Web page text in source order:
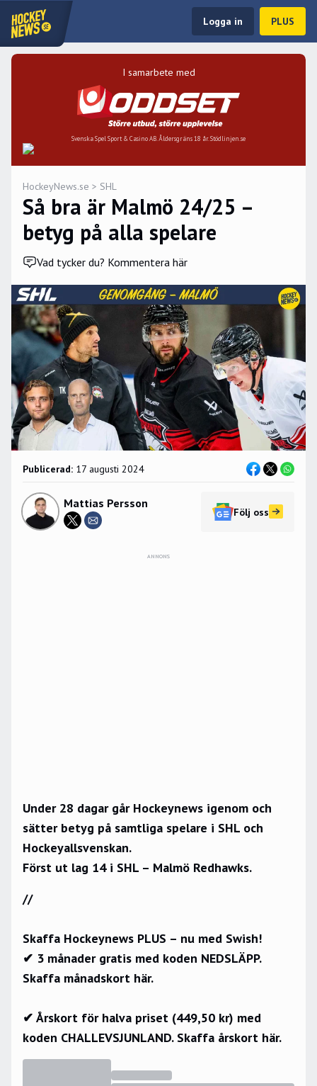
Logga in PLUS
I samarbete med
Svenska Spel Sport & Casino AB. Åldersgräns 18 år. Stödlinjen.se
HockeyNews.se > SHL
Så bra är Malmö 24/25 –
betyg på alla spelare
Vad tycker du? Kommentera här
Publicerad: 17 augusti 2024
Mattias Persson
Följ oss
ANNONS
Under 28 dagar går Hockeynews igenom och
sätter betyg på samtliga spelare i SHL och
Hockeyallsvenskan.
Först ut lag 14 i SHL – Malmö Redhawks.
//
Skaffa Hockeynews PLUS – nu med Swish!
✔ 3 månader gratis med koden NEDSLÄPP.
Skaffa månadskort här.
✔ Årskort för halva priset (449,50 kr) med
koden CHALLEVSJUNLAND. Skaffa årskort här.